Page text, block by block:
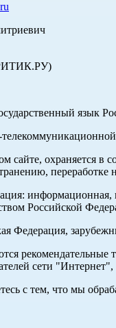
язык
сайте, охраняется в
переработке
информационная,
Российской
Федерация,
рекомендательные
сети
с тем, что мы